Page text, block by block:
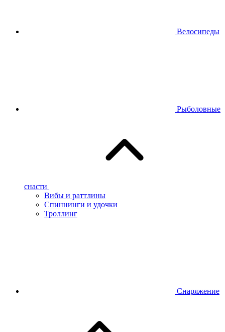
Велосипеды
Рыболовные
снасти
Вибы и раттлины
Спиннинги и удочки
Троллинг
Снаряжение